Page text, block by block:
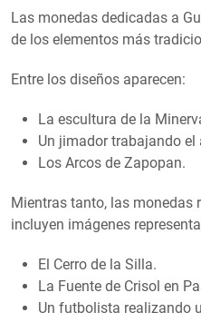
Las monedas dedicadas a
de los elementos más
Entre los diseños aparecen:
La escultura de la
Un jimador trabajando el
Los Arcos de Zapopan.
Mientras tanto, las monedas
incluyen imágenes
El Cerro de la Silla.
La Fuente de Crisol en
Un futbolista realizando